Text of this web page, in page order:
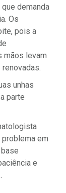
demanda
Os
pois a
mãos levam
unhas
parte
em
e